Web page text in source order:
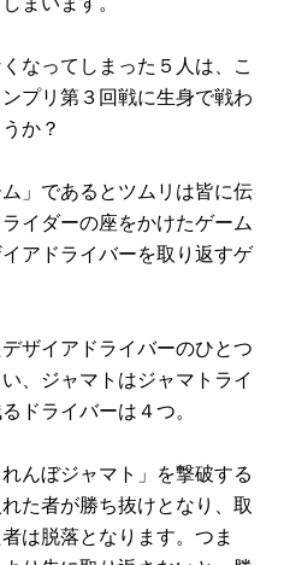
なってしまった５人は、こ
プリ第３回戦に生身で戦わ
か？
」であるとツムリは皆に伝
イダーの座をかけたゲーム
アドライバーを取り返すゲ
ザイアドライバーのひとつ
、ジャマトはジャマトライ
ドライバーは４つ。
んぼジャマト」を撃破する
た者が勝ち抜けとなり、取
は脱落となります。つま